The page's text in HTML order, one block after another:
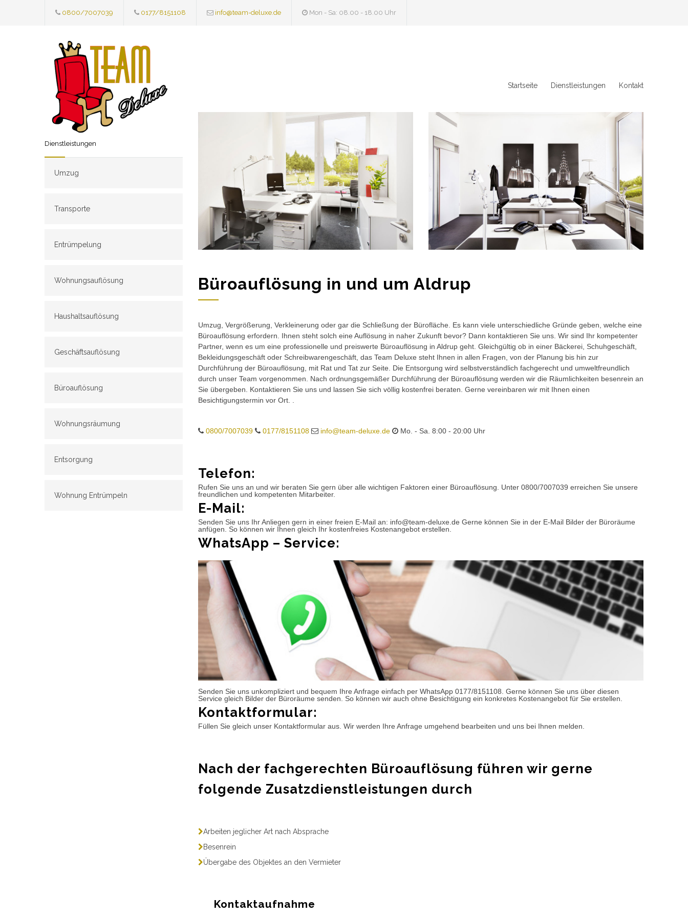
0800/7007039 0177/8151108 info@team-deluxe.de Mon - Sa: 08.00 - 18.00 Uhr
Startseite Dienstleistungen Kontakt
Dienstleistungen
Umzug
Transporte
Entrümpelung
Wohnungsauflösung
Haushaltsauflösung
Geschäftsauflösung
Büroauflösung
Wohnungsräumung
Entsorgung
Wohnung Entrümpeln
Büroauflösung in und um Aldrup
Umzug, Vergrößerung, Verkleinerung oder gar die Schließung der Bürofläche. Es kann viele unterschiedliche Gründe geben, welche eine
Büroauflösung erfordern. Ihnen steht solch eine Auflösung in naher Zukunft bevor? Dann kontaktieren Sie uns. Wir sind Ihr kompetenter
Partner, wenn es um eine professionelle und preiswerte Büroauflösung in Aldrup geht. Gleichgültig ob in einer Bäckerei, Schuhgeschäft,
Bekleidungsgeschäft oder Schreibwarengeschäft, das Team Deluxe steht Ihnen in allen Fragen, von der Planung bis hin zur
Durchführung der Büroauflösung, mit Rat und Tat zur Seite. Die Entsorgung wird selbstverständlich fachgerecht und umweltfreundlich
durch unser Team vorgenommen. Nach ordnungsgemäßer Durchführung der Büroauflösung werden wir die Räumlichkeiten besenrein an
Sie übergeben. Kontaktieren Sie uns und lassen Sie sich völlig kostenfrei beraten. Gerne vereinbaren wir mit Ihnen einen
Besichtigungstermin vor Ort. .
0800/7007039 0177/8151108 info@team-deluxe.de Mo. - Sa. 8:00 - 20:00 Uhr
Telefon:
Rufen Sie uns an und wir beraten Sie gern über alle wichtigen Faktoren einer Büroauflösung. Unter 0800/7007039 erreichen Sie unsere
freundlichen und kompetenten Mitarbeiter.
E-Mail:
Senden Sie uns Ihr Anliegen gern in einer freien E-Mail an: info@team-deluxe.de Gerne können Sie in der E-Mail Bilder der Büroräume
anfügen. So können wir Ihnen gleich Ihr kostenfreies Kostenangebot erstellen.
WhatsApp – Service:
Senden Sie uns unkompliziert und bequem Ihre Anfrage einfach per WhatsApp 0177/8151108. Gerne können Sie uns über diesen
Service gleich Bilder der Büroräume senden. So können wir auch ohne Besichtigung ein konkretes Kostenangebot für Sie erstellen.
Kontaktformular:
Füllen Sie gleich unser Kontaktformular aus. Wir werden Ihre Anfrage umgehend bearbeiten und uns bei Ihnen melden.
Nach der fachgerechten Büroauflösung führen wir gerne
folgende Zusatzdienstleistungen durch
Arbeiten jeglicher Art nach Absprache
Besenrein
Übergabe des Objektes an den Vermieter
Kontaktaufnahme